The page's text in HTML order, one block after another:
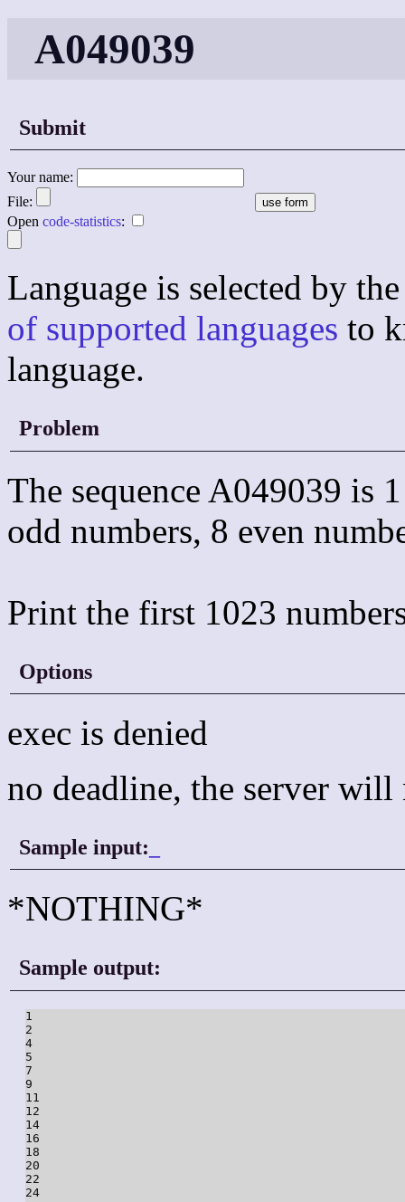
A049039
Submit
Your name:
File:
Open code-statistics:
Language is selected by
of supported languages to
language.
Problem
The sequence A049039 is
odd numbers, 8 even
Print the first 1023
Options
exec is denied
no deadline, the server
Sample input:
*NOTHING*
Sample output:
1
2
4
5
7
9
11
12
14
16
18
20
22
24